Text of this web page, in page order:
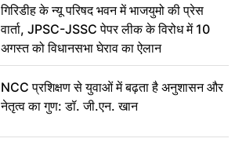
गिरिडीह के न्यू परिषद भवन में भाजयुमो की प्रेस
वार्ता, JPSC-JSSC पेपर लीक के विरोध में 10
अगस्त को विधानसभा घेराव का ऐलान
NCC प्रशिक्षण से युवाओं में बढ़ता है अनुशासन और
नेतृत्व का गुण: डॉ. जी.एन. खान